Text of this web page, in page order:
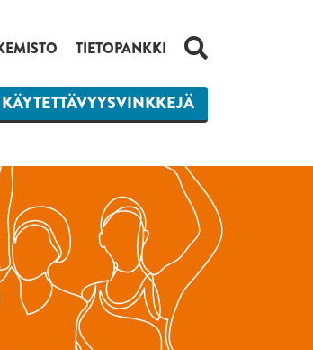
TIETOPANKKI HAKU
KÄYTETTÄVYYSVINKKEJÄ